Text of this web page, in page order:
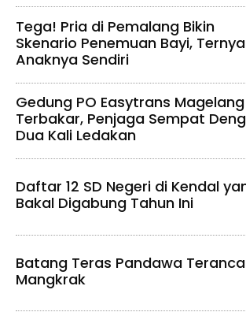
Tega! Pria di Pemalang Bikin
Skenario Penemuan Bayi,
Anaknya Sendiri
Gedung PO Easytrans Magelang
Terbakar, Penjaga Sempat
Dua Kali Ledakan
Daftar 12 SD Negeri di Kendal
Bakal Digabung Tahun Ini
Batang Teras Pandawa
Mangkrak